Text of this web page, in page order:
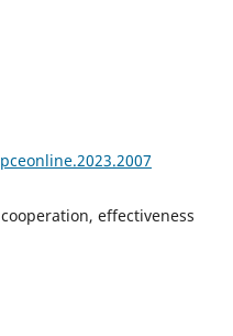
effectiveness